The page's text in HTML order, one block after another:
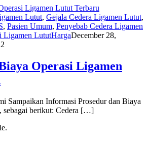
Lutut, Gejala Cedera Ligamen Lutut,
, Pasien Umum, Penyebab Cedera Ligamen
Ligamen LututHargaDecember 28,
Operasi Ligamen
Sampaikan Informasi Prosedur dan Biaya
sebagai berikut: Cedera […]